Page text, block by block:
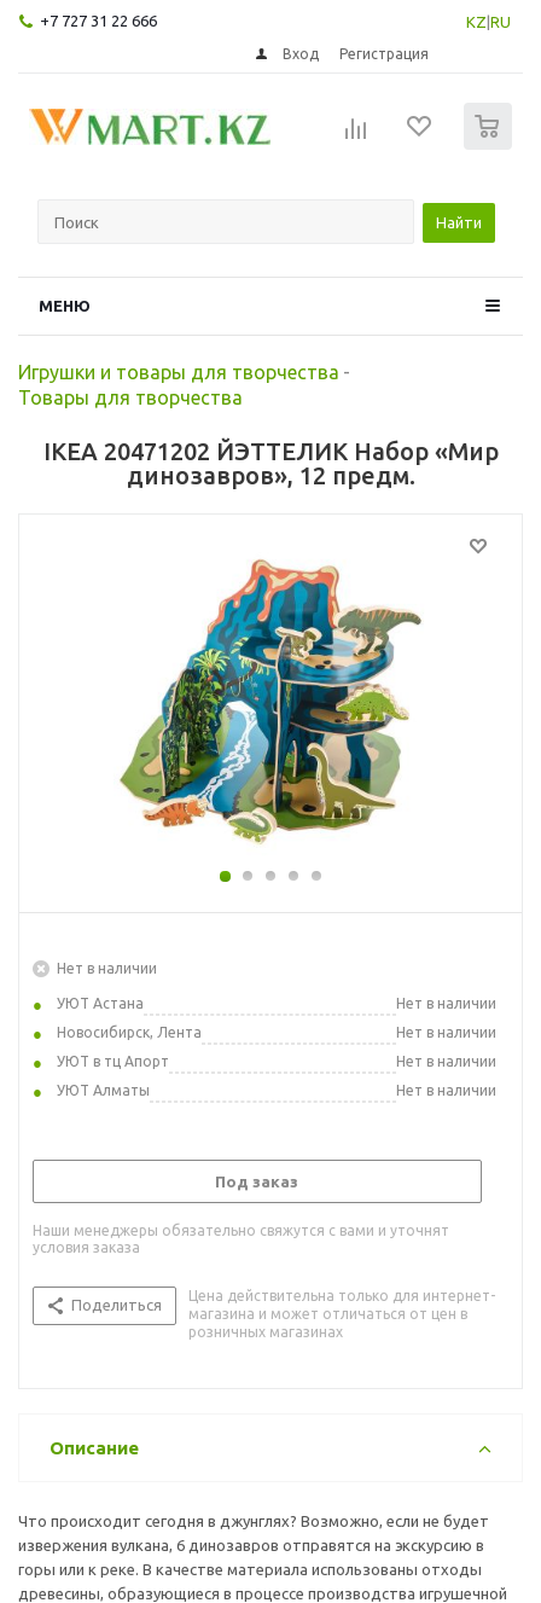
+7 727 31 22 666 KZ RU
Вход Регистрация
Найти
МЕНЮ
Игрушки и товары для творчества -
Товары для творчества
IKEA 20471202 ЙЭТТЕЛИК Набор «Мир
динозавров», 12 предм.
Нет в наличии
УЮТ Астана
Нет в наличии
Новосибирск, Лента
Нет в наличии
УЮТ в тц Апорт
Нет в наличии
УЮТ Алматы
Нет в наличии
Под заказ
Наши менеджеры обязательно свяжутся с вами и уточнят
условия заказа
Поделиться
Цена действительна только для интернет-
магазина и может отличаться от цен в
розничных магазинах
Описание
Что происходит сегодня в джунглях? Возможно, если не будет
извержения вулкана, 6 динозавров отправятся на экскурсию в
горы или к реке. В качестве материала использованы отходы
древесины, образующиеся в процессе производства игрушечной